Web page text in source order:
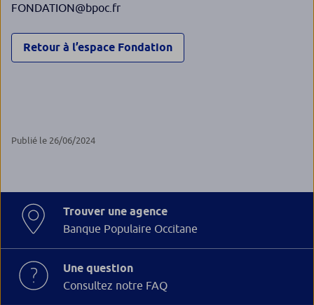
FONDATION@bpoc.fr
Retour à l’espace Fondation
Publié le 26/06/2024
Trouver une agence
Banque Populaire Occitane
Une question
Consultez notre FAQ